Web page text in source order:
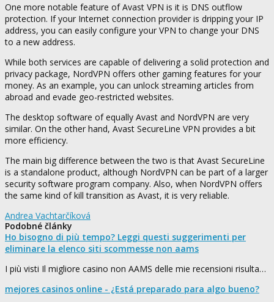
One more notable feature of Avast VPN is it is DNS outflow
protection. If your Internet connection provider is dripping your IP
address, you can easily configure your VPN to change your DNS
to a new address.
While both services are capable of delivering a solid protection and
privacy package, NordVPN offers other gaming features for your
money. As an example, you can unlock streaming articles from
abroad and evade geo-restricted websites.
The desktop software of equally Avast and NordVPN are very
similar. On the other hand, Avast SecureLine VPN provides a bit
more efficiency.
The main big difference between the two is that Avast SecureLine
is a standalone product, although NordVPN can be part of a larger
security software program company. Also, when NordVPN offers
the same kind of kill transition as Avast, it is very reliable.
Andrea Vachtarčíková
Podobné články
Ho bisogno di più tempo? Leggi questi suggerimenti per
eliminare la elenco siti scommesse non aams
I più visti Il migliore casino non AAMS delle mie recensioni risulta…
mejores casinos online - ¿Está preparado para algo bueno?